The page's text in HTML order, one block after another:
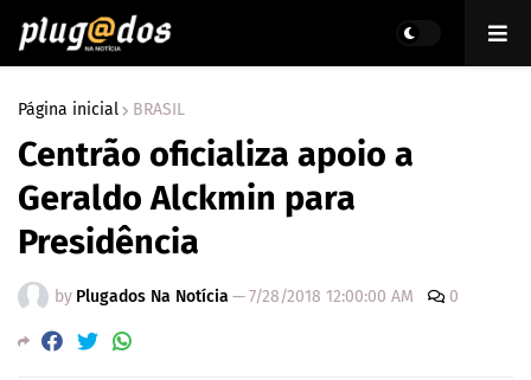
Página inicial BRASIL
Centrão oficializa apoio a
Geraldo Alckmin para
Presidência
by Plugados Na Notícia —7/28/2018 12:00:00 AM 0